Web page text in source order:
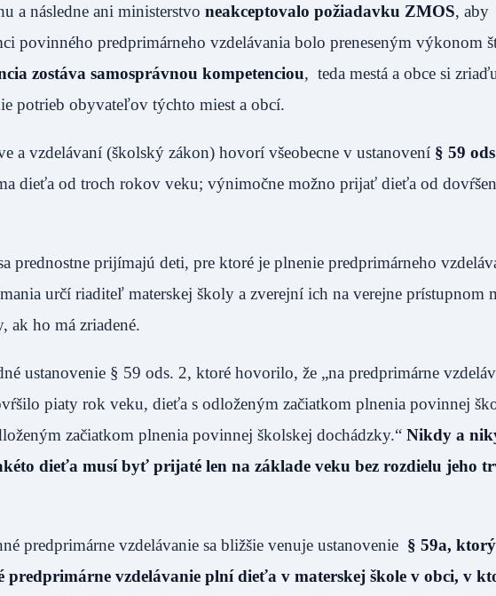
a následne ani ministerstvo neakceptovalo požiadavku ZMOS, aby
povinného predprimárneho vzdelávania bolo preneseným výkonom
zostáva samosprávnou kompetenciou, teda mestá a obce si
potrieb obyvateľov týchto miest a obcí.
a vzdelávaní (školský zákon) hovorí všeobecne v ustanovení § 59
dieťa od troch rokov veku; výnimočne možno prijať dieťa od
prednostne prijímajú deti, pre ktoré je plnenie predprimárneho
určí riaditeľ materskej školy a zverejní ich na verejne prístupnom
ak ho má zriadené.
ustanovenie § 59 ods. 2, ktoré hovorilo, že „na predprimárne
piaty rok veku, dieťa s odloženým začiatkom plnenia povinnej
začiatkom plnenia povinnej školskej dochádzky.“ Nikdy a
dieťa musí byť prijaté len na základe veku bez rozdielu jeho
predprimárne vzdelávanie sa bližšie venuje ustanovenie § 59a, ktorý
predprimárne vzdelávanie plní dieťa v materskej škole v obci, v